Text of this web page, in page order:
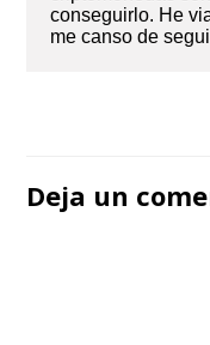
conseguirlo. He
me canso de
entradas
Deja un